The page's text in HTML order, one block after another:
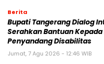
Berita
Bupati Tangerang Dialog
Serahkan Bantuan Kepada
Penyandang Disabilitas
Jumat, 7 Agu 2026 - 12:46 WIB